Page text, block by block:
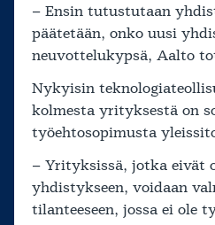
– Ensin tutustutaan
päätetään, onko uusi
neuvottelukypsä, Aalto
Nykyisin
kolmesta yrityksestä on
työehtosopimusta
– Yrityksissä, jotka eivät
yhdistykseen, voidaan
tilanteeseen, jossa ei ole